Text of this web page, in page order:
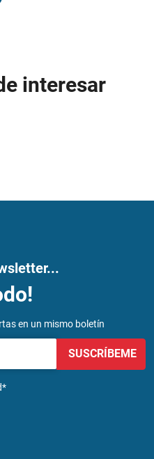
interesar
en un mismo boletín
SUSCRÍBEME